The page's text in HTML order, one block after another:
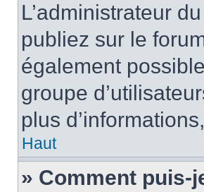
L’administrateur
publiez sur le
également
groupe
plus
Haut
» Comment puis-